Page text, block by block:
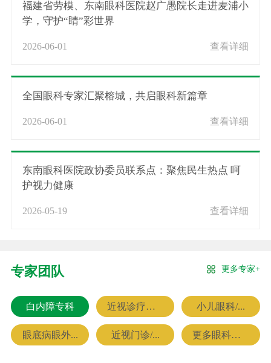
福建省劳模、东南眼科医院赵广愚院长走进麦浦小
学，守护“睛”彩世界
2026-06-01 查看详细
全国眼科专家汇聚榕城，共启眼科新篇章
2026-06-01 查看详细
东南眼科医院政协委员联系点：聚焦民生热点 呵
护视力健康
2026-05-19 查看详细
专家团队 更多专家+
白内障专科 近视诊疗专科 小儿眼科/...
眼底病眼外... 近视门诊/... 更多眼科专家